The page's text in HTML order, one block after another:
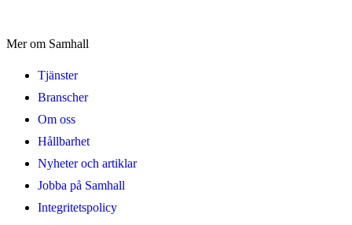
Mer om Samhall
Tjänster
Branscher
Om oss
Hållbarhet
Nyheter och artiklar
Jobba på Samhall
Integritetspolicy